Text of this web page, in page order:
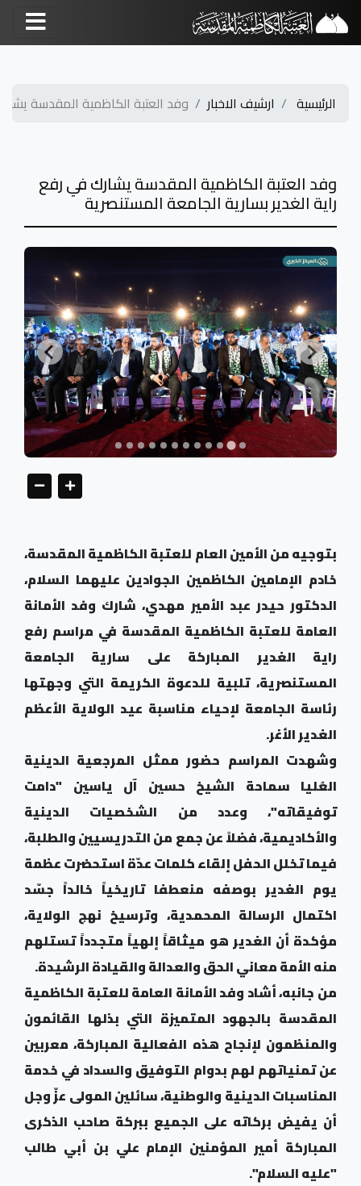
الرئيسية ارشيف الاخبار وفد العتبة الكاظمية المقدسة
وفد العتبة الكاظمية المقدسة يشارك في رفع
راية الغدير بسارية الجامعة المستنصرية
بتوجيه من الأمين العام للعتبة الكاظمية المقدسة،
خادم الإمامين الكاظمين الجوادين عليهما السلام،
الدكتور حيدر عبد الأمير مهدي، شارك وفد الأمانة
العامة للعتبة الكاظمية المقدسة في مراسم رفع
راية الغدير المباركة على سارية الجامعة
المستنصرية، تلبية للدعوة الكريمة التي وجهتها
رئاسة الجامعة لإحياء مناسبة عيد الولاية الأعظم
الغدير الأغر.
وشهدت المراسم حضور ممثل المرجعية الدينية
العُليا سماحة الشيخ حسين آل ياسين "دامت
توفيقاته"، وعدد من الشخصيات الدينية
والأكاديمية، فضلاً عن جمع من التدريسيين والطلبة،
فيما تخلل الحفل إلقاء كلمات عدّة استحضرت عظمة
يوم الغدير بوصفه منعطفا تاريخياً خالداً جسّد
اكتمال الرسالة المحمدية، وترسيخ نهج الولاية،
مؤكدة أن الغدير هو ميثاقاً إلهياً متجدداً تستلهم
منه الأمة معاني الحق والعدالة والقيادة الرشيدة.
من جانبه، أشاد وفد الأمانة العامة للعتبة الكاظمية
المقدسة بالجهود المتميزة التي بذلها القائمون
والمنظمون لإنجاح هذه الفعالية المباركة، معربين
عن تمنياتهم لهم بدوام التوفيق والسداد في خدمة
المناسبات الدينية والوطنية، سائلين المولى عزّ وجل
أن يفيض بركاته على الجميع ببركة صاحب الذكرى
المباركة أمير المؤمنين الإمام علي بن أبي طالب
"عليه السلام".